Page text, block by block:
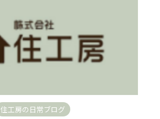
住工房の日常ブログ